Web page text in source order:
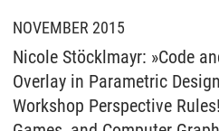
NOVEMBER 2015
Nicole Stöcklmayr: »Code
Overlay in Parametric
Workshop Perspective